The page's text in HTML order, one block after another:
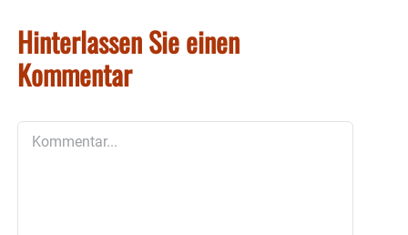
Hinterlassen Sie einen
Kommentar